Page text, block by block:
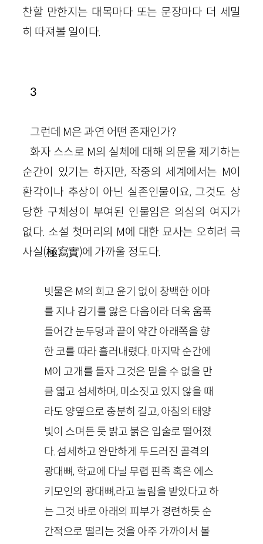
찬할 만한지는 대목마다 또는 문장마다 더 세밀
히 따져볼 일이다.
3
그런데 M은 과연 어떤 존재인가?
화자 스스로 M의 실체에 대해 의문을 제기하는
순간이 있기는 하지만, 작중의 세계에서는 M이
환각이나 추상이 아닌 실존인물이요, 그것도 상
당한 구체성이 부여된 인물임은 의심의 여지가
없다. 소설 첫머리의 M에 대한 묘사는 오히려 극
사실(極寫實)에 가까울 정도다.
빗물은 M의 희고 윤기 없이 창백한 이마
를 지나 감기를 앓은 다음이라 더욱 움푹
들어간 눈두덩과 끝이 약간 아래쪽을 향
한 코를 따라 흘러내렸다. 마지막 순간에
M이 고개를 들자 그것은 믿을 수 없을 만
큼 엷고 섬세하며, 미소짓고 있지 않을 때
라도 양옆으로 충분히 길고, 아침의 태양
빛이 스며든 듯 밝고 붉은 입술로 떨어졌
다. 섬세하고 완만하게 두드러진 골격의
광대뼈, 학교에 다닐 무렵 핀족 혹은 에스
키모인의 광대뼈,라고 놀림을 받았다고 하
는 그것 바로 아래의 피부가 경련하듯 순
간적으로 떨리는 것을 아주 가까이서 볼